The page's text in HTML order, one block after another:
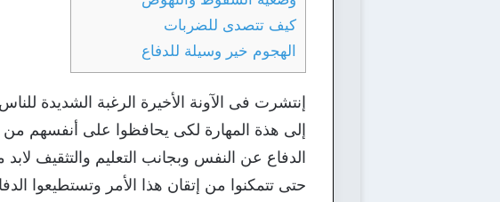
كيف تتصدى للضربات
الهجوم خير وسيلة للدفاع
إنتشرت فى الآونة الأخيرة الرغبة الشديدة
إلى هذة المهارة لكى يحافظوا على أنفسهم
الدفاع عن النفس وبجانب التعليم والتثقيف
حتى تتمكنوا من إتقان هذا الأمر وتستطيعوا